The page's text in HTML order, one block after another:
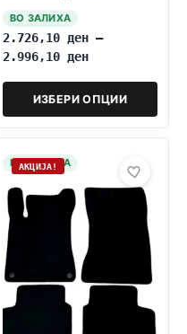
2018 5ком
ВО ЗАЛИХА
2.726,10 ден –
2.996,10 ден
ИЗБЕРИ ОПЦИИ
НА ЗАЛИХА
АКЦИЈА!